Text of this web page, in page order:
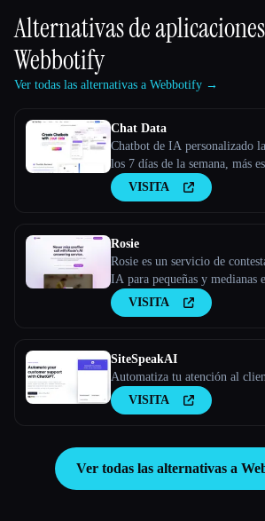
Alternativas de
Webbotify
Ver todas las alternativas a Webbotify →
Chat Data
Chatbot de IA personalizado
los 7 días de la semana, más
VISITA
Rosie
Rosie es un servicio de
IA para pequeñas y medianas
VISITA
SiteSpeakAI
Automatiza tu atención al
VISITA
Ver todas las alternativas a